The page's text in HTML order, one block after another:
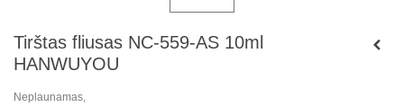
Tirštas fliusas NC-559-AS 10ml
HANWUYOU
Neplaunamas,